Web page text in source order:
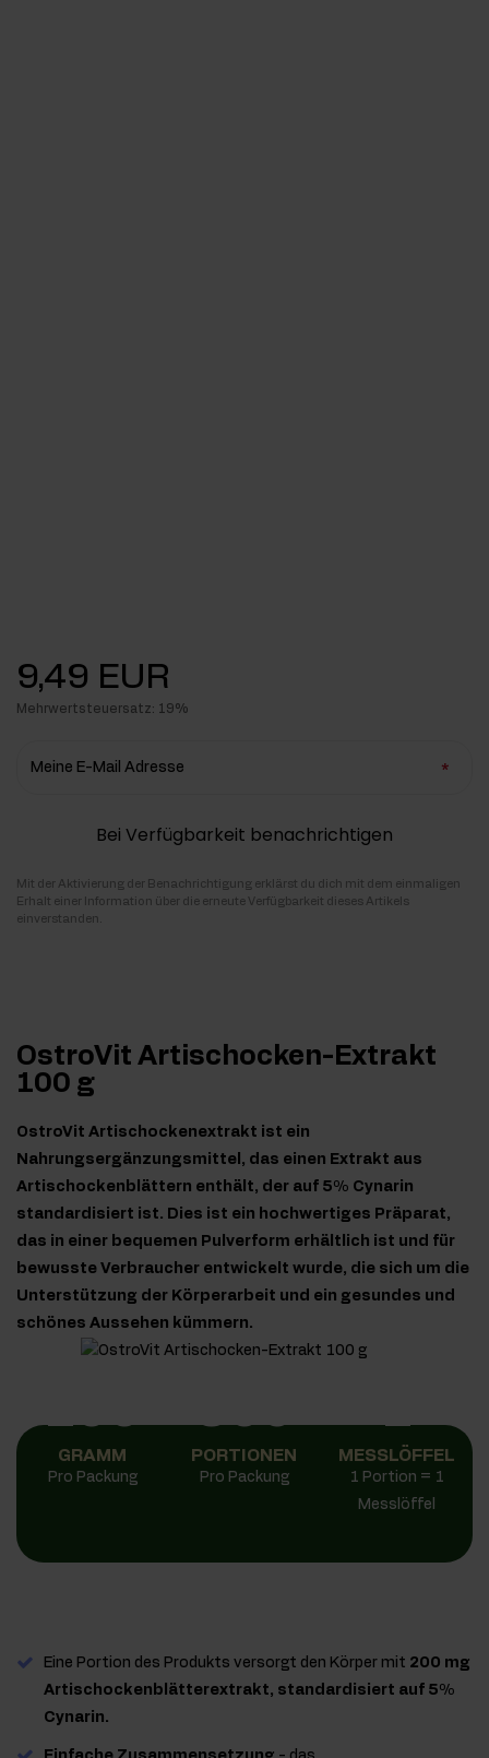
9,49 EUR
Mehrwertsteuersatz: 19%
Meine E-Mail Adresse
Bei Verfügbarkeit benachrichtigen
Mit der Aktivierung der Benachrichtigung erklärst du dich mit dem einmaligen
Erhalt einer Information über die erneute Verfügbarkeit dieses Artikels
einverstanden.
OstroVit Artischocken-Extrakt
100 g
OstroVit Artischockenextrakt ist ein
Nahrungsergänzungsmittel, das einen Extrakt aus
Artischockenblättern enthält, der auf 5% Cynarin
standardisiert ist. Dies ist ein hochwertiges Präparat,
das in einer bequemen Pulverform erhältlich ist und für
bewusste Verbraucher entwickelt wurde, die sich um die
Unterstützung der Körperarbeit und ein gesundes und
schönes Aussehen kümmern.
100
GRAMM
Pro Packung
500
PORTIONEN
Pro Packung
1
MESSLÖFFEL
1 Portion = 1
Messlöffel
Eine Portion des Produkts versorgt den Körper mit 200 mg
Artischockenblätterextrakt, standardisiert auf 5%
Cynarin.